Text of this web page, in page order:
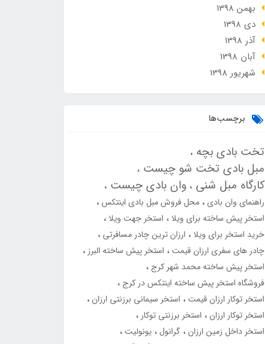
بهمن 1398
دی 1398
آذر 1398
آبان 1398
شهریور 1398
برچسب‌ها
تخت بادی بچه
مبل بادی تخت شو چیست
کارگاه مبل شنی وان بادی چیست
راهنمای وان بادی محل فروش مبل بادی اینتکس
استخر پیش ساخته برای ویلا استخر جهت ویلا
خرید استخر برای ویلا ارزان ترین چادر مسافرتی
چادر های سفری ارزان قیمت استخر پیش ساخته البرز
استخر پیش ساخته محمد شهر کرج
فروشگاه استخر پیش ساخته اینتکس در کرج
استخر توکار ارزان قیمت استخر سیمانی برزنتی ارزان
استخر توکار ارزان استخر برزنتی توکار
استخر داخل زمین ارزان گرانول یونولیت